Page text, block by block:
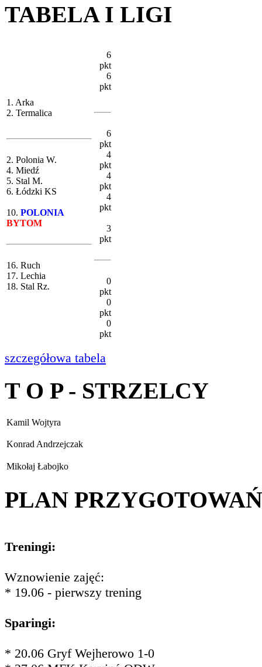
TABELA I LIGI
1. Arka
2. Termalica
2. Polonia W.
4. Miedź
5. Stal M.
6. Łódzki KS
10. POLONIA
BYTOM
16. Ruch
17. Lechia
18. Stal Rz.
6
pkt
6
pkt
6
pkt
4
pkt
4
pkt
4
pkt
3
pkt
0
pkt
0
pkt
0
pkt
szczegółowa tabela
T O P - STRZELCY
Kamil Wojtyra
Konrad Andrzejczak
Mikołaj Łabojko
PLAN PRZYGOTOWAŃ
Treningi:
Wznowienie zajęć:
* 19.06 - pierwszy trening
Sparingi:
* 20.06 Gryf Wejherowo 1-0